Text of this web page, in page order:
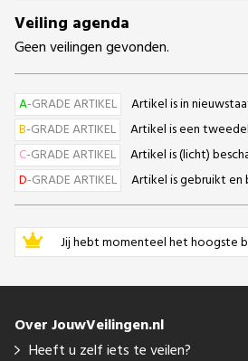
Veiling agenda
Geen veilingen gevonden.
A-GRADE ARTIKEL
Artikel is in
B-GRADE ARTIKEL
Artikel is een
C-GRADE ARTIKEL
Artikel is (licht)
D-GRADE ARTIKEL Artikel is gebruikt en
Jij hebt momenteel het hoogste
Over JouwVeilingen.nl
Heeft u zelf iets te veilen?